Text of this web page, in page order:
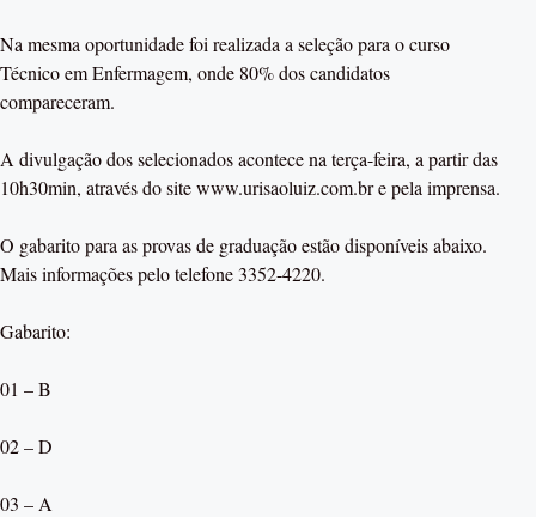
Na mesma oportunidade foi realizada a seleção para o curso
Técnico em Enfermagem, onde 80% dos candidatos
compareceram.
A divulgação dos selecionados acontece na terça-feira, a partir das
10h30min, através do site www.urisaoluiz.com.br e pela imprensa.
O gabarito para as provas de graduação estão disponíveis abaixo.
Mais informações pelo telefone 3352-4220.
Gabarito:
01 – B
02 – D
03 – A